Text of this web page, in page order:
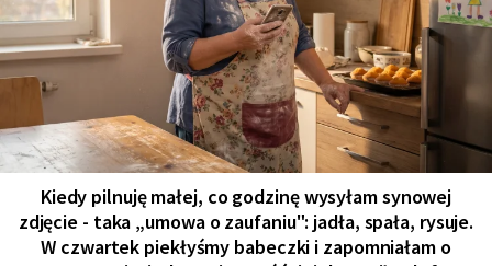
Kiedy pilnuję małej, co godzinę wysyłam synowej
zdjęcie - taka „umowa o zaufaniu": jadła, spała, rysuje.
W czwartek piekłyśmy babeczki i zapomniałam o